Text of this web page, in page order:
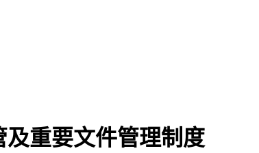
重要文件管理制度